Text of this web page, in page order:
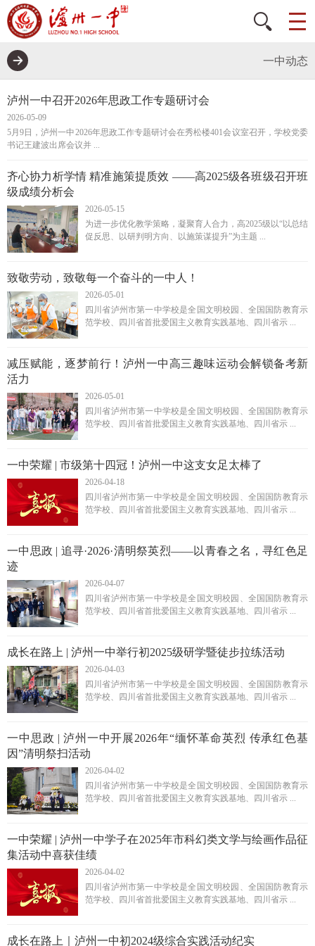
一中动态
泸州一中召开2026年思政工作专题研讨会
2026-05-09
5月9日，泸州一中2026年思政工作专题研讨会在秀松楼401会议室召开，学校党委
书记王建波出席会议并 ...
齐心协力析学情 精准施策提质效 ——高2025级各班级召开班
级成绩分析会
2026-05-15
为进一步优化教学策略，凝聚育人合力，高2025级以“以总结
促反思、以研判明方向、以施策谋提升”为主题 ...
致敬劳动，致敬每一个奋斗的一中人！
2026-05-01
四川省泸州市第一中学校是全国文明校园、全国国防教育示
范学校、四川省首批爱国主义教育实践基地、四川省示 ...
减压赋能，逐梦前行！泸州一中高三趣味运动会解锁备考新
活力
2026-05-01
四川省泸州市第一中学校是全国文明校园、全国国防教育示
范学校、四川省首批爱国主义教育实践基地、四川省示 ...
一中荣耀 | 市级第十四冠！泸州一中这支女足太棒了
2026-04-18
四川省泸州市第一中学校是全国文明校园、全国国防教育示
范学校、四川省首批爱国主义教育实践基地、四川省示 ...
一中思政 | 追寻·2026·清明祭英烈——以青春之名，寻红色足
迹
2026-04-07
四川省泸州市第一中学校是全国文明校园、全国国防教育示
范学校、四川省首批爱国主义教育实践基地、四川省示 ...
成长在路上 | 泸州一中举行初2025级研学暨徒步拉练活动
2026-04-03
四川省泸州市第一中学校是全国文明校园、全国国防教育示
范学校、四川省首批爱国主义教育实践基地、四川省示 ...
一中思政 | 泸州一中开展2026年“缅怀革命英烈 传承红色基
因”清明祭扫活动
2026-04-02
四川省泸州市第一中学校是全国文明校园、全国国防教育示
范学校、四川省首批爱国主义教育实践基地、四川省示 ...
一中荣耀 | 泸州一中学子在2025年市科幻类文学与绘画作品征
集活动中喜获佳绩
2026-04-02
四川省泸州市第一中学校是全国文明校园、全国国防教育示
范学校、四川省首批爱国主义教育实践基地、四川省示 ...
成长在路上｜泸州一中初2024级综合实践活动纪实